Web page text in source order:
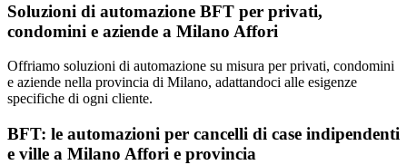
Soluzioni di automazione BFT per privati,
condomini e aziende a Milano Affori
Offriamo soluzioni di automazione su misura per privati, condomini
e aziende nella provincia di Milano, adattandoci alle esigenze
specifiche di ogni cliente.
BFT: le automazioni per cancelli di case indipendenti
e ville a Milano Affori e provincia